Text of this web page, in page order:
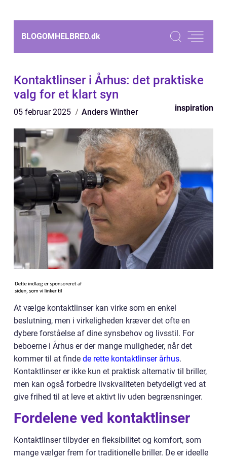
BLOGOMHELBRED.dk
Kontaktlinser i Århus: det praktiske
valg for et klart syn
05 februar 2025 Anders Winther inspiration
At vælge kontaktlinser kan virke som en enkel
beslutning, men i virkeligheden kræver det ofte en
dybere forståelse af dine synsbehov og livsstil. For
beboerne i Århus er der mange muligheder, når det
kommer til at finde de rette kontaktlinser århus.
Kontaktlinser er ikke kun et praktisk alternativ til briller,
men kan også forbedre livskvaliteten betydeligt ved at
give frihed til at leve et aktivt liv uden begrænsninger.
Fordelene ved kontaktlinser
Kontaktlinser tilbyder en fleksibilitet og komfort, som
mange vælger frem for traditionelle briller. De er ideelle